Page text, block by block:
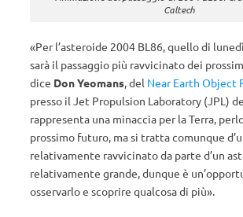
Caltech
«Per l’asteroide 2004 BL86, quello di
sarà il passaggio più ravvicinato dei
dice Don Yeomans, del Near Earth Object
presso il Jet Propulsion Laboratory (JPL)
rappresenta una minaccia per la Terra,
prossimo futuro, ma si tratta comunque
relativamente ravvicinato da parte d’un
relativamente grande, dunque è
osservarlo e scoprire qualcosa di più».